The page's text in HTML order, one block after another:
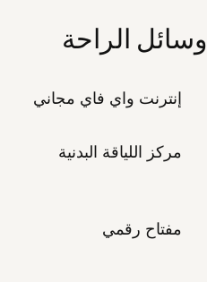
وسائل الراحة
إنترنت واي فاي مجاني
مركز اللياقة البدنية
مفتاح رقمي